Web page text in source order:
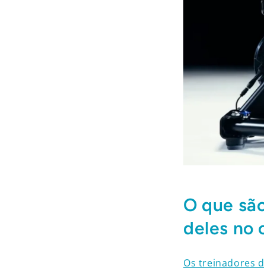
O que
deles no
Os treinadores